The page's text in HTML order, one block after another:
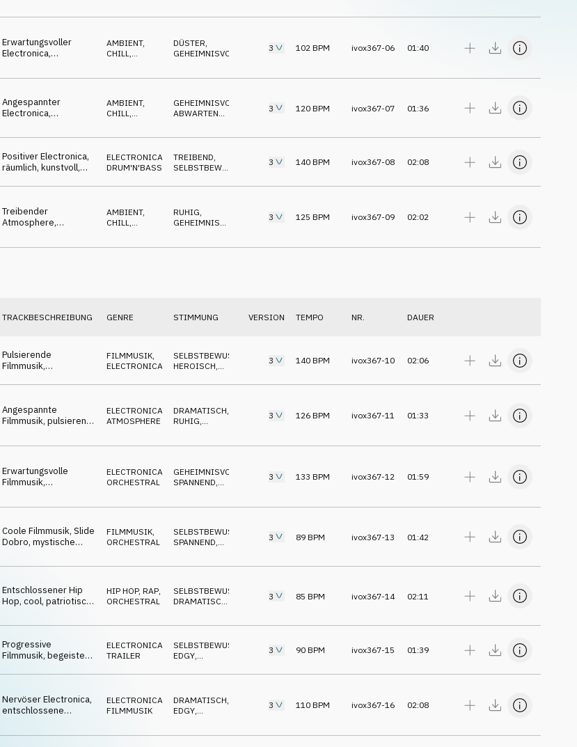
fokussiert, wachsam,
Erwartungsvoller
Electronica,
diplomatische
AMBIENT,
CHILL
DÜSTER
GEHEIMNISVOLL
3 102 BPM ivox367-06 01:40
Angespannter
Electronica,
Nachrichten Fakten,
AMBIENT,
CHILL,
GEHEIMNISVOLL
ABWARTEND
3 120 BPM ivox367-07 01:36
Positiver Electronica,
räumlich, kunstvoll,
gestresst
ELECTRONICA
DRUM'N'BASS
TREIBEND
SELBSTBEWUSST
3 140 BPM ivox367-08 02:08
Treibender
Atmosphere,
konzentriert,
AMBIENT,
CHILL
RUHIG
GEHEIMNISVOLL
3 125 BPM ivox367-09 02:02
TRACKBESCHREIBUNG GENRE STIMMUNG VERSION TEMPO NR. DAUER
Pulsierende
Filmmusik,
Eilmeldungen, Politik
FILMMUSIK
ELECTRONICA
SELBSTBEWUSST
HEROISCH
3 140 BPM ivox367-10 02:06
Angespannte
Filmmusik, pulsierend,
Eilmeldungen,
ELECTRONICA
ATMOSPHERE
DRAMATISCH
RUHIG
3 126 BPM ivox367-11 01:33
Erwartungsvolle
Filmmusik,
Stimmenauszählung,
ELECTRONICA
ORCHESTRAL
GEHEIMNISVOLL
SPANNEND
3 133 BPM ivox367-12 01:59
Coole Filmmusik, Slide
Dobro, mystische
FILMMUSIK,
ORCHESTRAL
SELBSTBEWUSST
SPANNEND,
3 89 BPM ivox367-13 01:42
Entschlossener Hip
Hop, cool, patriotisch,
Minderheiten
HIP HOP, RAP,
ORCHESTRAL
SELBSTBEWUSST
DRAMATISCH
3 85 BPM ivox367-14 02:11
Progressive
Filmmusik, begeistert,
entschlossen, cool
ELECTRONICA
TRAILER
SELBSTBEWUSST
EDGY
3 90 BPM ivox367-15 01:39
Nervöser Electronica,
entschlossene
energisch
ELECTRONICA
FILMMUSIK
DRAMATISCH
EDGY
3 110 BPM ivox367-16 02:08